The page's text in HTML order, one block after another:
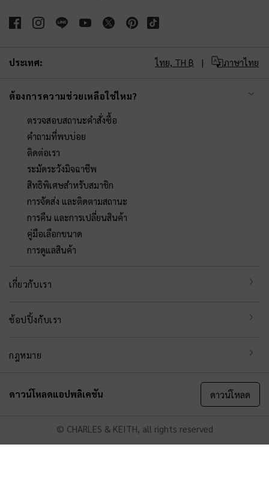
ประเทศ: ไทย, TH ฿ ภาษาไทย
ต้องการความช่วยเหลือใช่ไหม?
ตรวจสอบสถานะคำสั่งซื้อ
คำถามที่พบบ่อย
ติดต่อเรา
ระมัดระวังมิจฉาชีพ
สิทธิพิเศษสำหรับสมาชิก
การจัดส่ง และติดตามสถานะ
การคืน และการเปลี่ยนสินค้า
คู่มือเลือกขนาด
การดูแลสินค้า
เกี่ยวกับเรา
ช้อปปิ้งกับเรา
กฎหมาย
ดาวน์โหลดแอปพลิเคชัน ดาวน์โหลด
© CHARLES & KEITH, all rights reserved